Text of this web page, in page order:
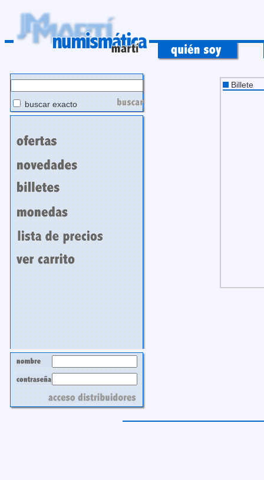
buscar exacto
Billete